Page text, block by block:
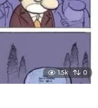
1.5k 0